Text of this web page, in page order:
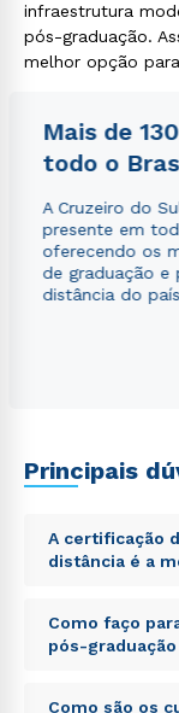
infraestrutura
pós-graduação.
melhor opção
Mais de
todo o
A Cruzeiro do
presente em
oferecendo os
de graduação e
distância do país
Principais
A certificação
distância é a
Sed ut
voluptatem
totam rem
explicabo.
Como faço
pós-
Sed ut
Como são os
Estou de
autorizo que
envio de